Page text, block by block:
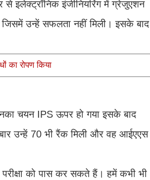
से इलेक्ट्रॉनिक इंजीनियरिंग में ग्रेजुएशन
जिसमें उन्हें सफलता नहीं मिली। इसके बाद
का रोपण किया
चयन IPS ऊपर हो गया इसके बाद
उन्हें 70 भी रैंक मिली और वह आईएएस
को पास कर सकते हैं। हमें कभी भी